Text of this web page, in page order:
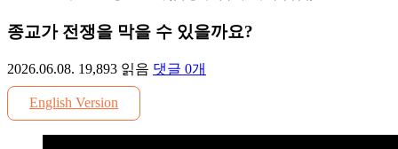
종교가 전쟁을 막을 수 있을까요?
2026.06.08. 19,893 읽음 댓글 0개
English Version